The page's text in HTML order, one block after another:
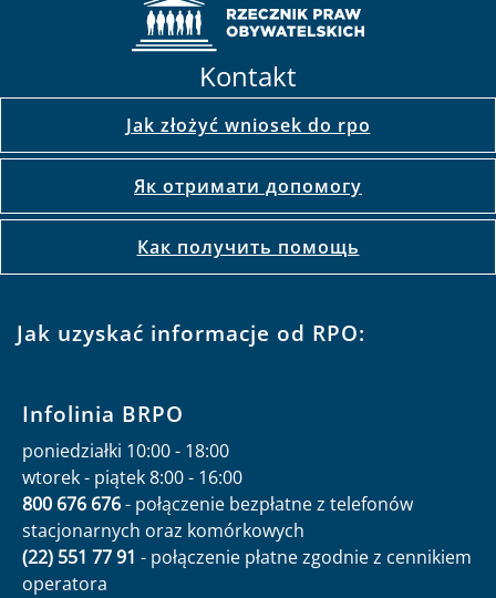
Kontakt
Jak złożyć wniosek do rpo
Як отримати допомогу
Как получить помощь
Jak uzyskać informacje od RPO:
Infolinia BRPO
poniedziałki 10:00 - 18:00
wtorek - piątek 8:00 - 16:00
800 676 676- połączenie bezpłatne z telefonów
stacjonarnych oraz komórkowych
(22) 551 77 91 - połączenie płatne zgodnie z cennikiem
operatora